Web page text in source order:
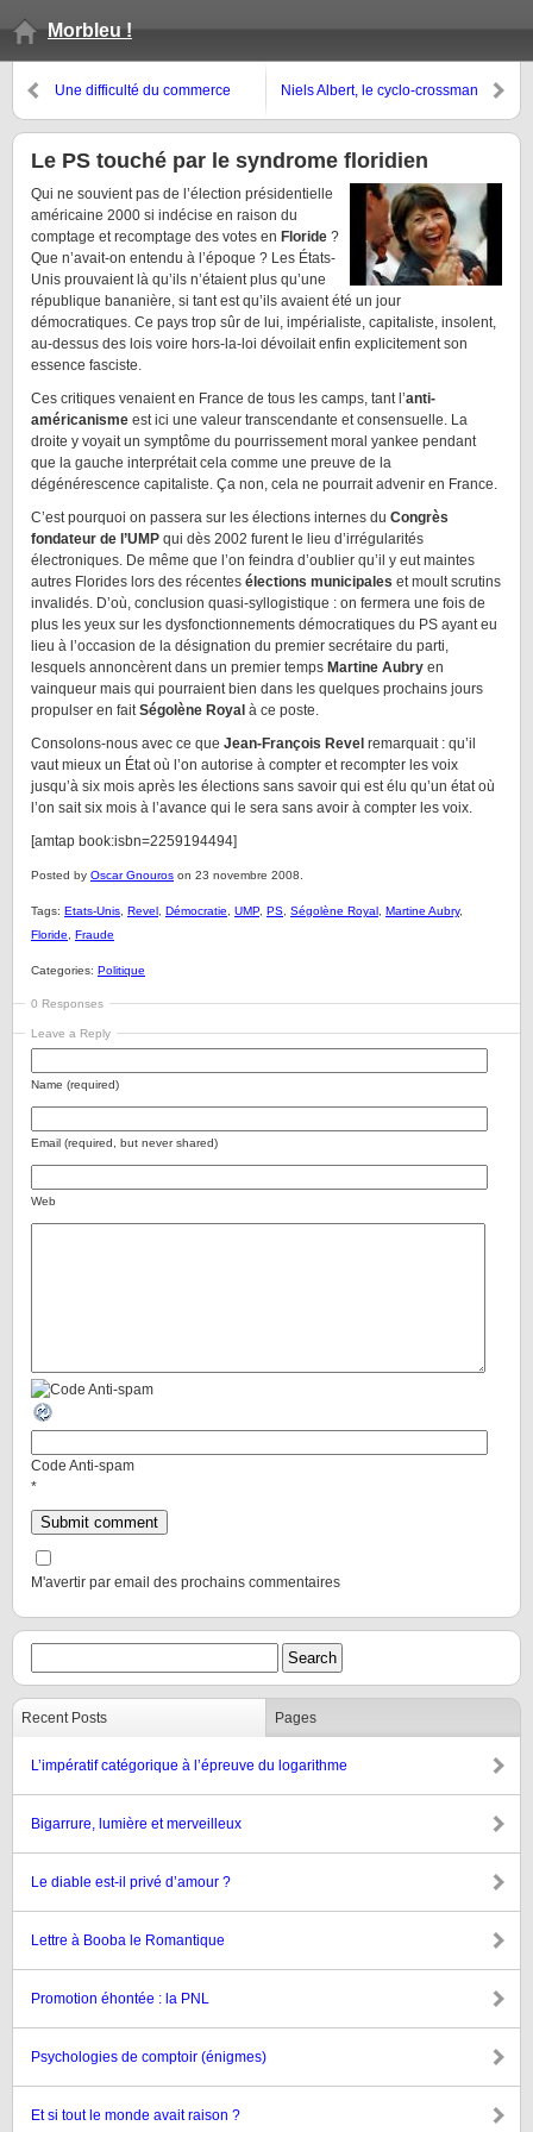
Morbleu !
Une difficulté du commerce
Niels Albert, le cyclo-crossman
Le PS touché par le syndrome floridien
Qui ne souvient pas de l’élection présidentielle
américaine 2000 si indécise en raison du
comptage et recomptage des votes en Floride ?
Que n’avait-on entendu à l’époque ? Les États-
Unis prouvaient là qu’ils n’étaient plus qu’une
république bananière, si tant est qu’ils avaient été un jour
démocratiques. Ce pays trop sûr de lui, impérialiste, capitaliste, insolent,
au-dessus des lois voire hors-la-loi dévoilait enfin explicitement son
essence fasciste.
Ces critiques venaient en France de tous les camps, tant l’anti-
américanisme est ici une valeur transcendante et consensuelle. La
droite y voyait un symptôme du pourrissement moral yankee pendant
que la gauche interprétait cela comme une preuve de la
dégénérescence capitaliste. Ça non, cela ne pourrait advenir en France.
C’est pourquoi on passera sur les élections internes du Congrès
fondateur de l’UMP qui dès 2002 furent le lieu d’irrégularités
électroniques. De même que l’on feindra d’oublier qu’il y eut maintes
autres Florides lors des récentes élections municipales et moult scrutins
invalidés. D’où, conclusion quasi-syllogistique : on fermera une fois de
plus les yeux sur les dysfonctionnements démocratiques du PS ayant eu
lieu à l’occasion de la désignation du premier secrétaire du parti,
lesquels annoncèrent dans un premier temps Martine Aubry en
vainqueur mais qui pourraient bien dans les quelques prochains jours
propulser en faitSégolène Royal à ce poste.
Consolons-nous avec ce que Jean-François Revel remarquait : qu’il
vaut mieux un État où l’on autorise à compter et recompter les voix
jusqu’à six mois après les élections sans savoir qui est élu qu’un état où
l’on sait six mois à l’avance qui le sera sans avoir à compter les voix.
[amtap book:isbn=2259194494]
Posted by Oscar Gnouros on 23 novembre 2008.
Tags: Etats-Unis Revel Démocratie UMP, PS Ségolène Royal Martine Aubry,
Floride
Fraude
Categories: Politique
0 Responses
Leave a Reply
Name (required)
Email (required, but never shared)
Web
Code Anti-spam
*
M'avertir par email des prochains commentaires
Recent Posts Pages
L’impératif catégorique à l’épreuve du logarithme
Bigarrure, lumière et merveilleux
Le diable est-il privé d’amour ?
Lettre à Booba le Romantique
Promotion éhontée : la PNL
Psychologies de comptoir (énigmes)
Et si tout le monde avait raison ?